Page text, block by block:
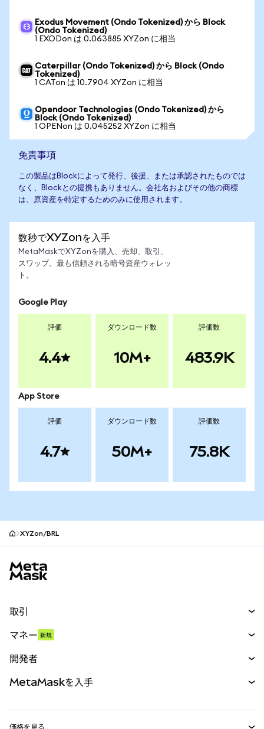
Exodus Movement (Ondo Tokenized) から Block
(Ondo Tokenized)
1 EXODon は 0.063885 XYZon に相当
Caterpillar (Ondo Tokenized) から Block (Ondo
Tokenized)
1 CATon は 10.7904 XYZon に相当
Opendoor Technologies (Ondo Tokenized) から
Block (Ondo Tokenized)
1 OPENon は 0.045252 XYZon に相当
免責事項
この製品はBlockによって発行、後援、または承認されたものでは
なく、Blockとの提携もありません。会社名およびその他の商標
は、原資産を特定するためのみに使用されます。
数秒でXYZonを入手
MetaMaskでXYZonを購入、売却、取引、
スワップ。最も信頼される暗号資産ウォレッ
ト。
Google Play
評価
4.4
ダウンロード数
10M+
評価数
483.9K
App Store
評価
4.7
ダウンロード数
50M+
評価数
75.8K
XYZon/BRL
取引
パーペチュアル
RWA
マネー 新規
開発者
MetaMaskを入手
価格を見る